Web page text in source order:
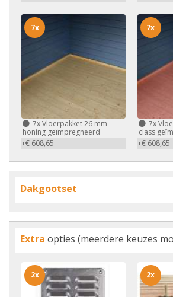
7xVloerpakket 26 mm
honing geïmpregneerd
+€ 608,65
7x
7x
class
+€ 608,65
7x
Dakgootset
Extra opties (meerdere keuzes
2x 2x